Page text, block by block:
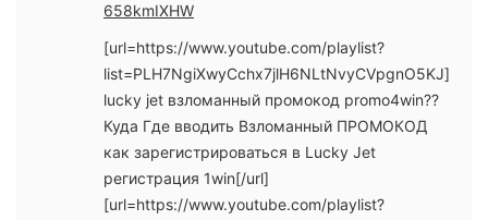
658kmIXHW
[url=https://www.youtube.com/playlist?
list=PLH7NgiXwyCchx7jlH6NLtNvyCVpgnO5KJ]
lucky jet взломанный промокод promo4win??
Куда Где вводить Взломанный ПРОМОКОД
как зарегистрироваться в Lucky Jet
регистрация 1win[/url]
[url=https://www.youtube.com/playlist?